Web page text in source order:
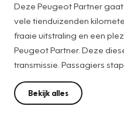
Deze Peugeot Partner
vele tienduizenden
fraaie uitstraling en een
Peugeot Partner. Deze
transmissie. Passagiers
de schuifdeur met z'n
ook getrakteerd op
lendensteunen.
Bekijk alles